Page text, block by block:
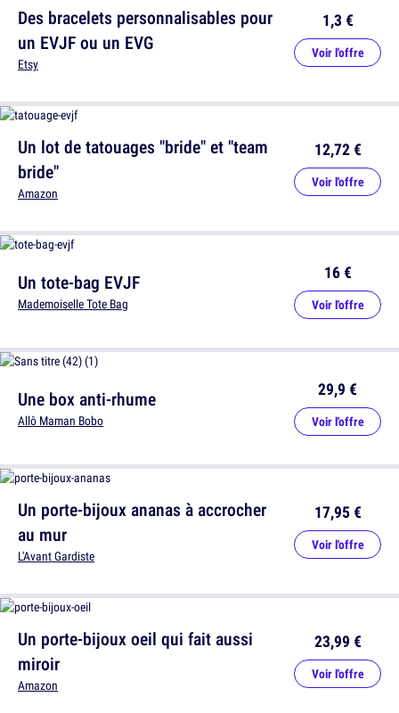
Un lot de tatouages "bride" et "team
bride"
Amazon
12,72 €
Voir l'offre
Une box anti-rhume
Allô Maman Bobo
29,9 €
Voir l'offre
Un porte-bijoux oeil qui fait aussi
miroir
Amazon
23,99 €
Voir l'offre
Des bracelets personnalisables pour
un EVJF ou un EVG
Etsy
1,3 €
Voir l'offre
Un tote-bag EVJF
Mademoiselle Tote Bag
16 €
Voir l'offre
Un porte-bijoux ananas à accrocher
au mur
L'Avant Gardiste
17,95 €
Voir l'offre